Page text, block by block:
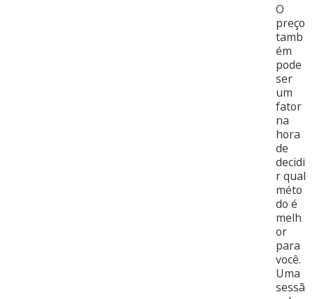
O
preço
tamb
ém
pode
ser
um
fator
na
hora
de
decidi
r qual
méto
do é
melh
or
para
você.
Uma
sessã